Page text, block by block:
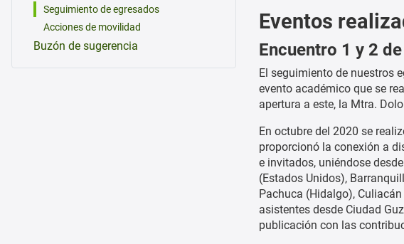
Seguimiento de egresados
Acciones de movilidad
Buzón de sugerencia
Eventos
Encuentro 1 y 2
El seguimiento de nuestros
evento académico que se
apertura a este, la Mtra.
En octubre del 2020 se
proporcionó la conexión a
e invitados, uniéndose
(Estados Unidos),
Pachuca (Hidalgo),
asistentes desde Ciudad
publicación con las